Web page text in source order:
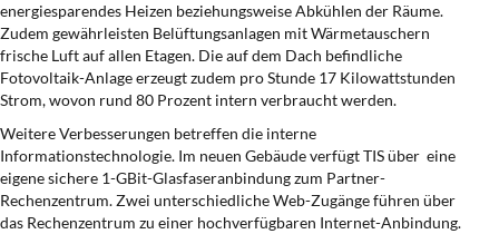
energiesparendes Heizen beziehungsweise Abkühlen der Räume.
Zudem gewährleisten Belüftungsanlagen mit Wärmetauschern
frische Luft auf allen Etagen. Die auf dem Dach befindliche
Fotovoltaik-Anlage erzeugt zudem pro Stunde 17 Kilowattstunden
Strom, wovon rund 80 Prozent intern verbraucht werden.
Weitere Verbesserungen betreffen die interne
Informationstechnologie. Im neuen Gebäude verfügt TIS über eine
eigene sichere 1-GBit-Glasfaseranbindung zum Partner-
Rechenzentrum. Zwei unterschiedliche Web-Zugänge führen über
das Rechenzentrum zu einer hochverfügbaren Internet-Anbindung.